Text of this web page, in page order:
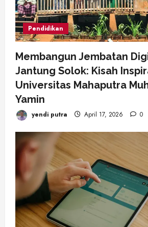
Pendidikan
Membangun Jembatan
Jantung Solok: Kisah
Universitas Mahaputra
Yamin
yendi putra April 17, 2026 0